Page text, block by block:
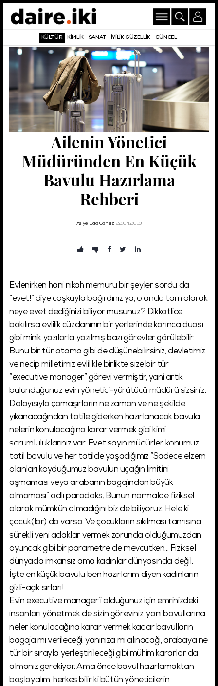
KÜLTÜR KİMLİK SANAT İYİLİK GÜZELLİK GÜNCEL
Ailenin Yönetici
Müdüründen En Küçük
Bavulu Hazırlama
Rehberi
Asiye Eda Cansız 22.04.2019
Evlenirken hani nikah memuru bir şeyler sordu da
“evet!” diye coşkuyla bağırdınız ya, o anda tam olarak
neye evet dediğinizi biliyor musunuz? Dikkatlice
bakılırsa evlilik cüzdanının bir yerlerinde karınca duası
gibi minik yazılarla yazılmış bazı görevler görülebilir.
Bunu bir tür atama gibi de düşünebilirsiniz, devletimiz
ve necip milletimiz evlilikle birlikte size bir tür
“executive manager” görevi vermiştir, yani artık
bulunduğunuz evin yönetici-yürütücü müdürü sizsiniz.
Dolayısıyla çamaşırların ne zaman ve ne şekilde
yıkanacağından tatile giderken hazırlanacak bavula
nelerin konulacağına karar vermek gibi kimi
sorumluluklarınız var. Evet sayın müdürler, konumuz
tatil bavulu ve her tatilde yaşadığımız “Sadece elzem
olanları koyduğumuz bavulun uçağın limitini
aşmaması veya arabanın bagajından büyük
olmaması” adlı paradoks. Bunun normalde fiziksel
olarak mümkün olmadığını biz de biliyoruz. Hele ki
çocuk(lar) da varsa. Ve çocukların sıkılması tanrısına
sürekli yeni adaklar vermek zorunda olduğumuzdan
oyuncak gibi bir parametre de mevcutken... Fiziksel
dünyada imkansız ama kadınlar dünyasında değil.
İşte en küçük bavulu ben hazırlarım diyen kadınların
gizli-açık sırları!
Evin executive manager’i olduğunuz için emrinizdeki
insanları yönetmek de sizin göreviniz, yani bavullarına
neler konulacağına karar vermek kadar bavulların
bagaja mı verileceği, yanınıza mı alınacağı, arabaya ne
tür bir sırayla yerleştirileceği gibi mühim kararlar da
almanız gerekiyor. Ama önce bavul hazırlamaktan
başlayalım, herkes bilir ki bütün yöneticilerin
Şifremi Unuttum!